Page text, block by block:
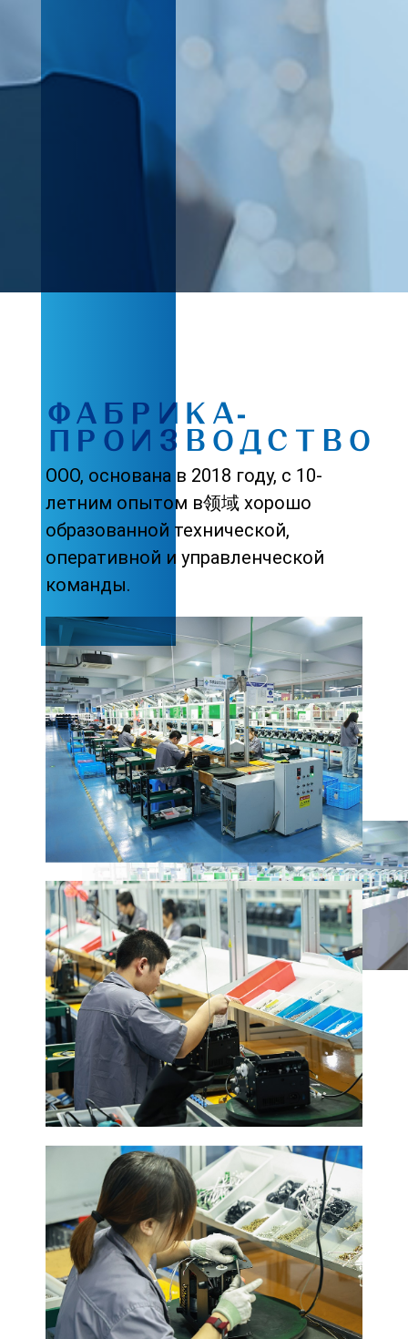
ФАБРИКА-
ПРОИЗВОДСТВО
ООО, основана в 2018 году, с 10-
летним опытом в领域 хорошо
образованной технической,
оперативной и управленческой
команды.